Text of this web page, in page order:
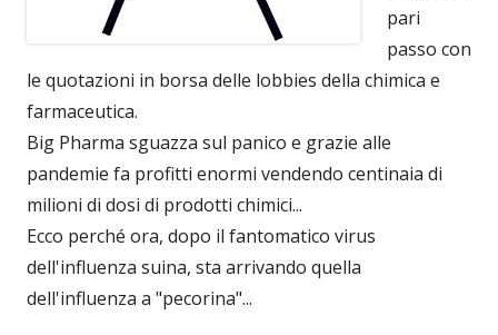
pari
passo con
le quotazioni in borsa delle lobbies della chimica e
farmaceutica.
Big Pharma sguazza sul panico e grazie alle
pandemie fa profitti enormi vendendo centinaia di
milioni di dosi di prodotti chimici...
Ecco perché ora, dopo il fantomatico virus
dell'influenza suina, sta arrivando quella
dell'influenza a "pecorina"...